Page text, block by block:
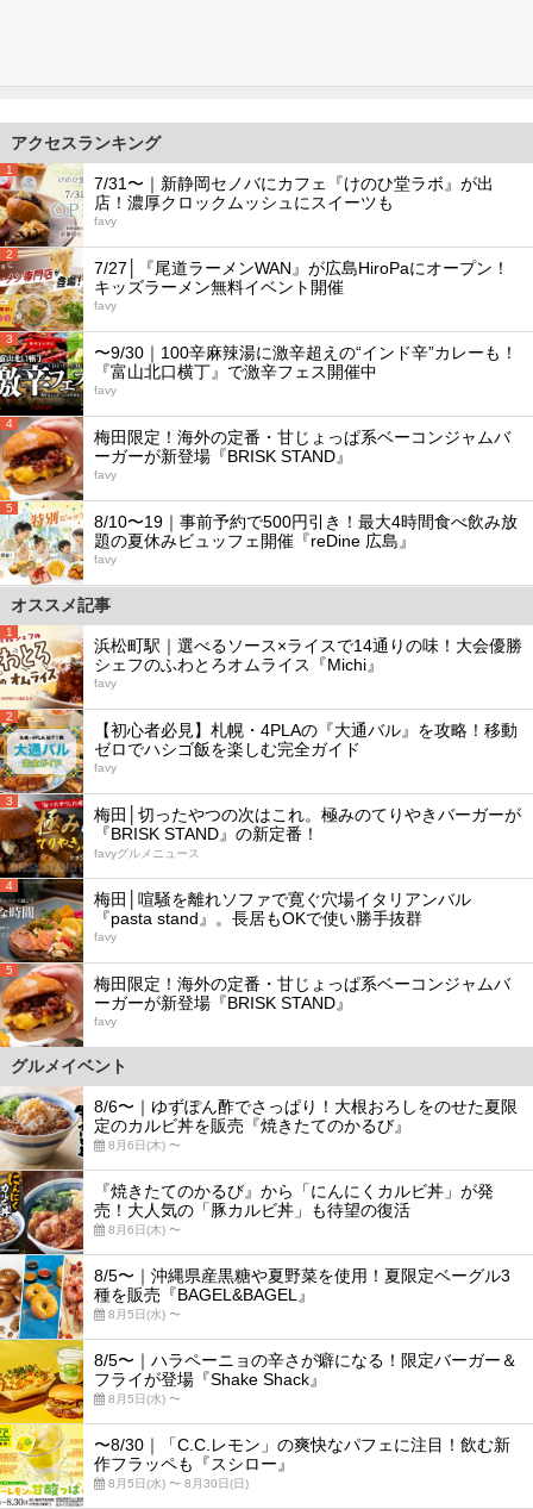
アクセスランキング
1
7/31〜｜新静岡セノバにカフェ『けのひ堂ラボ』が出
店！濃厚クロックムッシュにスイーツも
favy
2
7/27│『尾道ラーメンWAN』が広島HiroPaにオープン！
キッズラーメン無料イベント開催
favy
3
〜9/30｜100辛麻辣湯に激辛超えの“インド辛”カレーも！
『富山北口横丁』で激辛フェス開催中
favy
4
梅田限定！海外の定番・甘じょっぱ系ベーコンジャムバ
ーガーが新登場『BRISK STAND』
favy
5
8/10〜19｜事前予約で500円引き！最大4時間食べ飲み放
題の夏休みビュッフェ開催『reDine 広島』
favy
オススメ記事
1
浜松町駅｜選べるソース×ライスで14通りの味！大会優勝
シェフのふわとろオムライス『Michi』
favy
2
【初心者必見】札幌・4PLAの『大通バル』を攻略！移動
ゼロでハシゴ飯を楽しむ完全ガイド
favy
3
梅田│切ったやつの次はこれ。極みのてりやきバーガーが
『BRISK STAND』の新定番！
favyグルメニュース
4
梅田│喧騒を離れソファで寛ぐ穴場イタリアンバル
『pasta stand』。長居もOKで使い勝手抜群
favy
5
梅田限定！海外の定番・甘じょっぱ系ベーコンジャムバ
ーガーが新登場『BRISK STAND』
favy
グルメイベント
8/6〜｜ゆずぽん酢でさっぱり！大根おろしをのせた夏限
定のカルビ丼を販売『焼きたてのかるび』
8月6日(木) 〜
『焼きたてのかるび』から「にんにくカルビ丼」が発
売！大人気の「豚カルビ丼」も待望の復活
8月6日(木) 〜
8/5〜｜沖縄県産黒糖や夏野菜を使用！夏限定ベーグル3
種を販売『BAGEL&BAGEL』
8月5日(水) 〜
8/5〜｜ハラペーニョの辛さが癖になる！限定バーガー＆
フライが登場『Shake Shack』
8月5日(水) 〜
〜8/30｜「C.C.レモン」の爽快なパフェに注目！飲む新
作フラッペも『スシロー』
8月5日(水) 〜 8月30日(日)